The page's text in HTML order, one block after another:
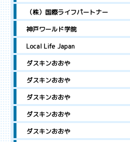
（株）国際ライフパートナー
神戸ワールド学院
Local Life Japan
ダスキンおおや
ダスキンおおや
ダスキンおおや
ダスキンおおや
ダスキンおおや